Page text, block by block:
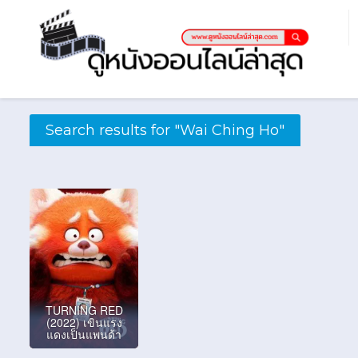
Search results for "Wai Ching Ho"
TURNING RED
(2022) เขินแรง
แดงเป็นแพนด้า